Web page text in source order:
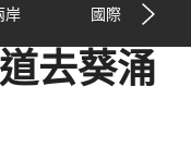
岸 國際
去葵涌